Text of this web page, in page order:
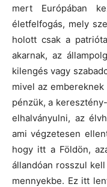
mert Európában
életfelfogás, mely
holott csak a
akarnak, az
kilengés vagy
mivel az
pénzük, a
elhalványulni, az
ami végzetesen
hogy itt a Földön,
állandóan rosszul
mennyekbe. Ez itt